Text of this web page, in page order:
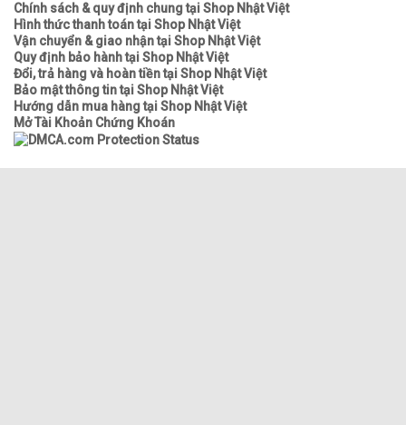
Chính sách & quy định chung tại Shop Nhật Việt
Hình thức thanh toán tại Shop Nhật Việt
Vận chuyển & giao nhận tại Shop Nhật Việt
Quy định bảo hành tại Shop Nhật Việt
Đổi, trả hàng và hoàn tiền tại Shop Nhật Việt
Bảo mật thông tin tại Shop Nhật Việt
Hướng dẫn mua hàng tại Shop Nhật Việt
Mở Tài Khoản Chứng Khoán